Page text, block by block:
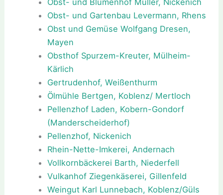
Obst- und Gartenbau Levermann, Rhens
Obst und Gemüse Wolfgang Dresen,
Mayen
Obsthof Spurzem-Kreuter, Mülheim-
Kärlich
Gertrudenhof, Weißenthurm
Ölmühle Bertgen, Koblenz/ Mertloch
Pellenzhof Laden, Kobern-Gondorf
(Manderscheiderhof)
Pellenzhof, Nickenich
Rhein-Nette-Imkerei, Andernach
Vollkornbäckerei Barth, Niederfell
Vulkanhof Ziegenkäserei, Gillenfeld
Weingut Karl Lunnebach, Koblenz/Güls